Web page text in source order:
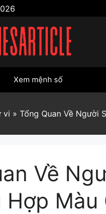
Xem mệnh số
vi » Tổng Quan Về Người
Về
Hợp Màu